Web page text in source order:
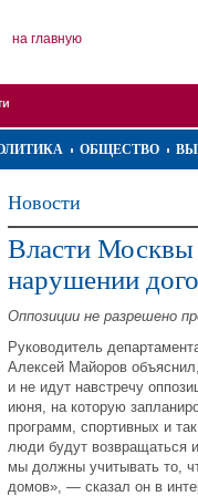
на главную
ОБЩЕСТВО
Новости
Власти Москвы
нарушении
Оппозиции не разрешено
Руководитель
Алексей Майоров
и не идут навстречу
июня, на которую
программ, спортивных и
люди будут возвращаться
мы должны учитывать то,
домов», — сказал он в